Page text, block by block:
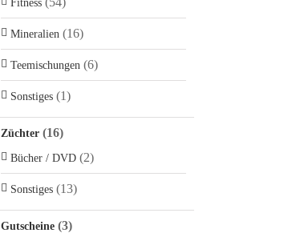
Fitness
Mineralien (16)
Teemischungen (6)
Sonstiges (1)
Züchter (16)
Bücher / DVD (2)
Sonstiges (13)
Gutscheine (3)